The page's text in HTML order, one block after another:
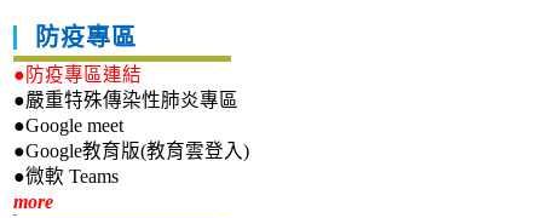
防疫專區
●防疫專區連結
●嚴重特殊傳染性肺炎專區
●Google meet
●Google教育版(教育雲登入)
●微軟 Teams
more新生專區